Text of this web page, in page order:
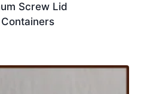
Screw Lid